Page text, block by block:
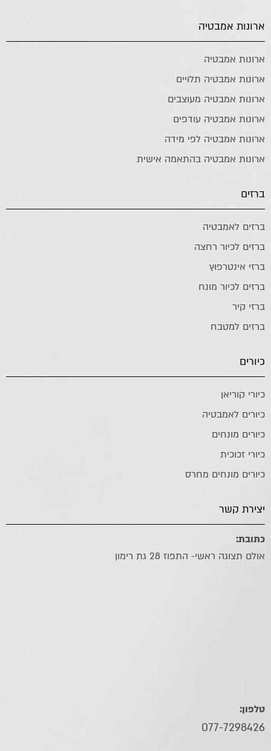
ארונות אמבטיה
ארונות אמבטיה
ארונות אמבטיה תלויים
ארונות אמבטיה מעוצבים
ארונות אמבטיה עודפים
ארונות אמבטיה לפי מידה
ארונות אמבטיה בהתאמה אישית
ברזים
ברזים לאמבטיה
ברזים לכיור רחצה
ברזי אינטרפוץ
ברזים לכיור מונח
ברזי קיר
ברזים למטבח
כיורים
כיורי קוריאן
כיורים לאמבטיה
כיורים מונחים
כיורי זכוכית
כיורים מונחים מחרס
יצירת קשר
כתובת:
אולם תצוגה ראשי- התפוז 28 גת רימון
טלפון:
077-7298426